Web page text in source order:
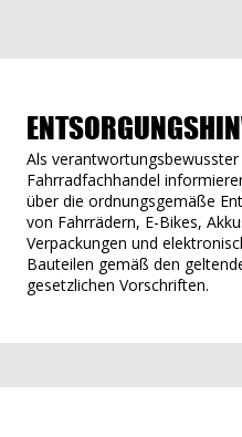
Als verantwortungsbewusster
Fahrradfachhandel
über die ordnungsgemäße
von Fahrrädern, E-Bikes,
Verpackungen und
Bauteilen gemäß den
gesetzlichen Vorschriften.